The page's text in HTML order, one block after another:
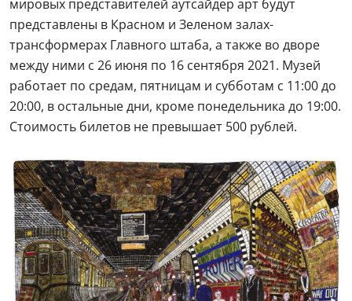
мировых представителей аутсайдер арт будут
представлены в Красном и Зеленом залах-
трансформерах Главного штаба, а также во дворе
между ними с 26 июня по 16 сентября 2021. Музей
работает по средам, пятницам и субботам с 11:00 до
20:00, в остальные дни, кроме понедельника до 19:00.
Стоимость билетов не превышает 500 рублей.